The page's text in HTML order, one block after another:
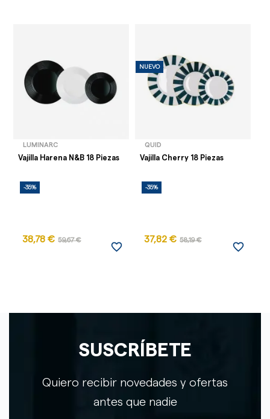
LUMINARC
Vajilla Harena N&B 18 Piezas
-35%
38,78 € 59,67 €
favorite_border
QUID
Vajilla Cherry 18 Piezas
-35%
NUEVO
37,82 € 58,19 €
favorite_border
SUSCRÍBETE
Quiero recibir novedades y ofertas
antes que nadie